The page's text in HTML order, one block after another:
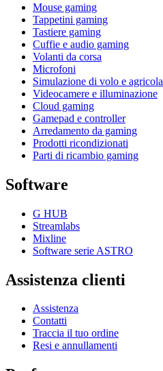
Mouse gaming
Tappetini gaming
Tastiere gaming
Cuffie e audio gaming
Volanti da corsa
Microfoni
Simulazione di volo e agricola
Videocamere e illuminazione
Cloud gaming
Gamepad e controller
Arredamento da gaming
Prodotti ricondizionati
Parti di ricambio gaming
Software
G HUB
Streamlabs
Mixline
Software serie ASTRO
Assistenza clienti
Assistenza
Contatti
Traccia il tuo ordine
Resi e annullamenti